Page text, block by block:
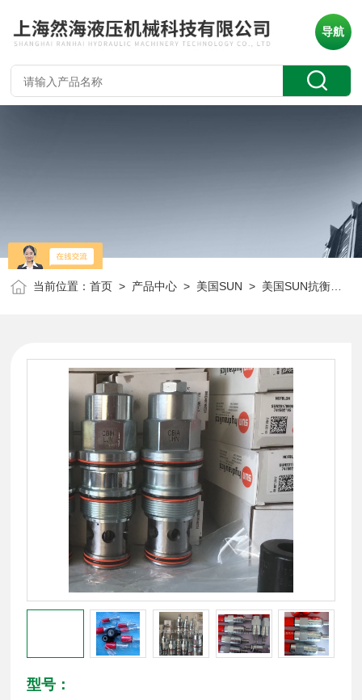
导航
当前位置：首页 > 产品中心 > 美国SUN > 美国SUN抗衡阀
型号：